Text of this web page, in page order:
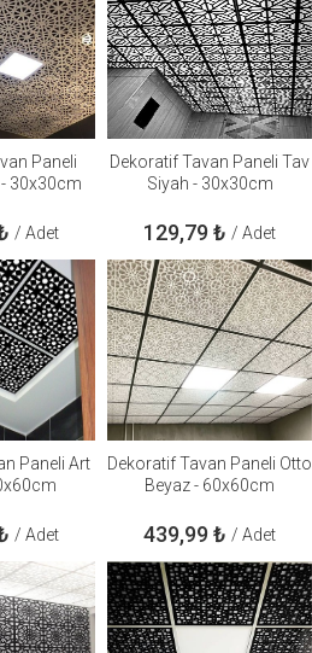
Paneli
30x30cm
/ Adet
Dekoratif Tavan Paneli Tav
Siyah - 30x30cm
129,79₺ / Adet
Paneli Art
/ Adet
Dekoratif Tavan Paneli Otto
Beyaz - 60x60cm
439,99₺ / Adet